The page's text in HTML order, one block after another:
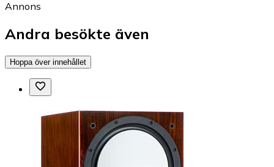
Annons
Andra besökte även
Hoppa över innehållet